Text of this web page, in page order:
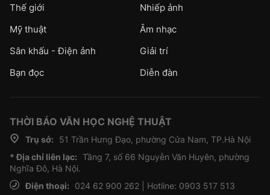
Thế giới
Nhiếp ảnh
Mỹ thuật
Âm nhạc
Sân khấu - Điện ảnh
Giải trí
Bạn đọc
Diễn đàn
THỜI BÁO VĂN HỌC NGHỆ THUẬT
Trụ sở:
51 Trần Hưng Đạo, phường Cửa Nam, TP.Hà Nội
* Địa chỉ liên lạc: Tầng 7, số 66 Nguyễn Văn Huyên, phường
Nghĩa Đô, Hà Nội.
Điện thoại:
024 62 900 262 | Hotline: 0903 517 513